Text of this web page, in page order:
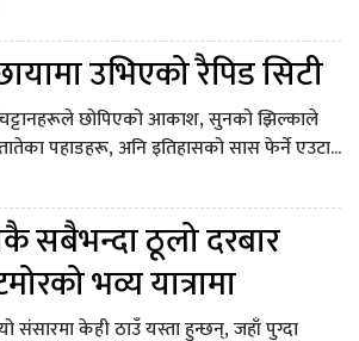
उभिएको रैपिड सिटी
छोपिएको आकाश, सुनको झिल्काले
पहाडहरू, अनि इतिहासको सास फेर्ने एउटा...
सबैभन्दा ठूलो दरबार
भव्य यात्रामा
संसारमा केही ठाउँ यस्ता हुन्छन्, जहाँ पुग्दा